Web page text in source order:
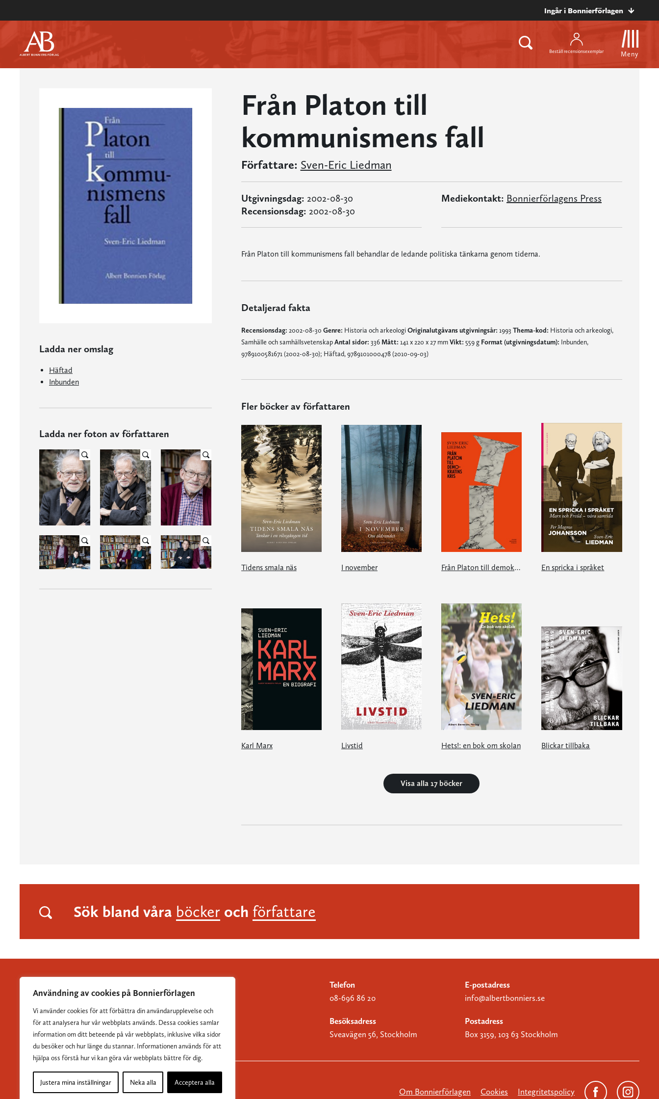
Användning av cookies på Bonnierförlagen
Vi använder cookies för att förbättra din användarupplevelse och
för att analysera hur vår webbplats används. Dessa cookies samlar
information om ditt beteende på vår webbplats, inklusive vilka sidor
du besöker och hur länge du stannar. Informationen används för att
hjälpa oss förstå hur vi kan göra vår webbplats bättre för dig.
Justera mina inställningar Neka alla Acceptera alla
Ingår i Bonnierförlagen
Beställ recensionsexemplar Meny
Ladda ner omslag
Häftad
Inbunden
Ladda ner foton av författaren
Från Platon till
kommunismens fall
Författare: Sven-Eric Liedman
Utgivningsdag: 2002-08-30
Recensionsdag: 2002-08-30
Mediekontakt: Bonnierförlagens Press
Från Platon till kommunismens fall behandlar de ledande politiska tänkarna genom tiderna.
Detaljerad fakta
Recensionsdag: 2002-08-30 Genre: Historia och arkeologiOriginalutgåvans utgivningsår: 1993 Thema-kod: Historia och arkeologi,
Samhälle och samhällsvetenskapAntal sidor: 336 Mått: 141 x 220 x 27 mmVikt: 559 g Format (utgivningsdatum): Inbunden,
9789100581671 (2002-08-30); Häftad, 9789101000478 (2010-09-03)
Fler böcker av författaren
Tidens smala näs I november Från Platon till demokratins kris En spricka i språket
Karl Marx Livstid Hets!: en bok om skolan Blickar tillbaka
Visa alla 17 böcker
Sök bland våra böcker och författare
Albert Bonniers Förlag grundades 1837 och är Sveriges
största skönlitterära förlag.
Telefon
08-696 86 20
E-postadress
info@albertbonniers.se
Besöksadress
Sveavägen 56, Stockholm
Postadress
Box 3159, 103 63 Stockholm
Om Bonnierförlagen Cookies Integritetspolicy